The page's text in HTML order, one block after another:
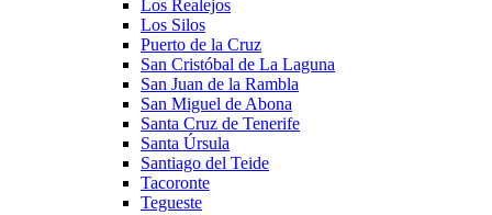
Los Realejos
Los Silos
Puerto de la Cruz
San Cristóbal de La Laguna
San Juan de la Rambla
San Miguel de Abona
Santa Cruz de Tenerife
Santa Úrsula
Santiago del Teide
Tacoronte
Tegueste